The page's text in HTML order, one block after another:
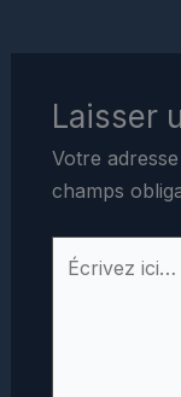
Laisser
Votre
champs
Écrivez
ici…